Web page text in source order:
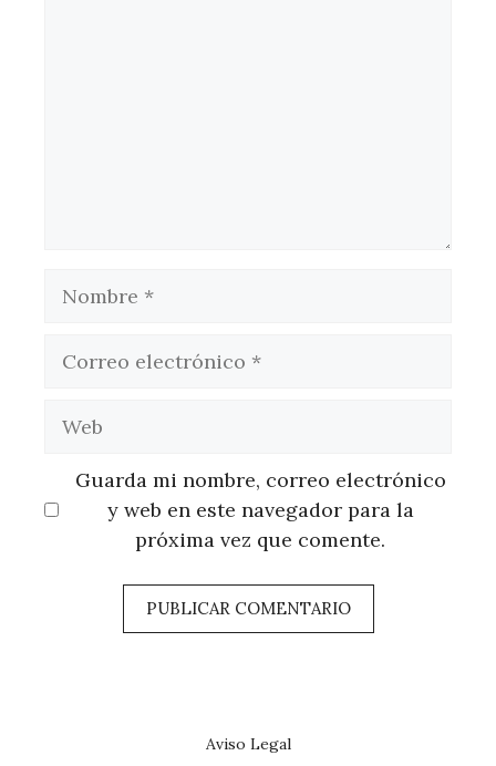
Guarda mi nombre, correo electrónico
y web en este navegador para la
próxima vez que comente.
Aviso Legal